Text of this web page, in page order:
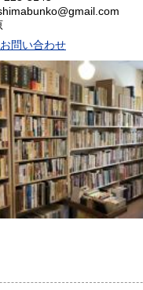
300円 愛媛県
300円
300円 長崎県
300円 大分県
300円 鹿児島県
300円
問い合わせ